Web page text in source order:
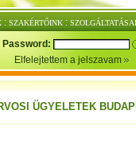
: SZAKÉRTŐINK :
Password:
Elfelejtettem a jelszavam
ÜGYELETEK